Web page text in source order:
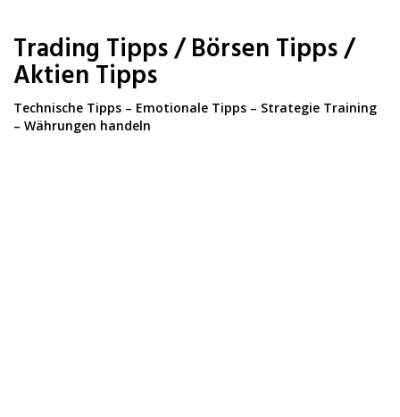
main
content
Trading Tipps / Börsen Tipps /
Aktien Tipps
Technische Tipps – Emotionale Tipps – Strategie Training
– Währungen handeln